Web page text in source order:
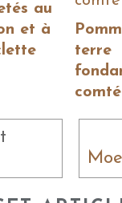
au
et à
terre
comté